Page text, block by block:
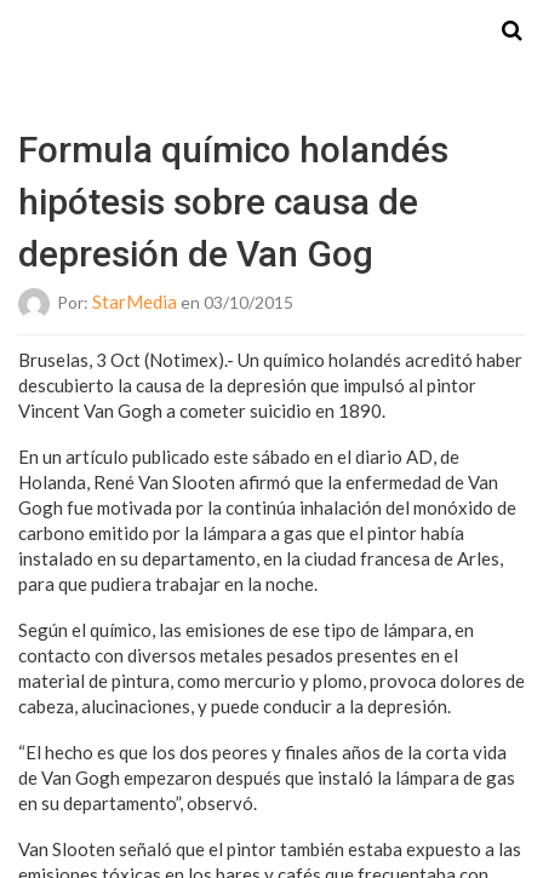
Formula químico holandés
hipótesis sobre causa de
depresión de Van Gog
Por: StarMedia en 03/10/2015
Bruselas, 3 Oct (Notimex).- Un químico holandés acreditó haber
descubierto la causa de la depresión que impulsó al pintor
Vincent Van Gogh a cometer suicidio en 1890.
En un artículo publicado este sábado en el diario AD, de
Holanda, René Van Slooten afirmó que la enfermedad de Van
Gogh fue motivada por la continúa inhalación del monóxido de
carbono emitido por la lámpara a gas que el pintor había
instalado en su departamento, en la ciudad francesa de Arles,
para que pudiera trabajar en la noche.
Según el químico, las emisiones de ese tipo de lámpara, en
contacto con diversos metales pesados presentes en el
material de pintura, como mercurio y plomo, provoca dolores de
cabeza, alucinaciones, y puede conducir a la depresión.
“El hecho es que los dos peores y finales años de la corta vida
de Van Gogh empezaron después que instaló la lámpara de gas
en su departamento”, observó.
Van Slooten señaló que el pintor también estaba expuesto a las